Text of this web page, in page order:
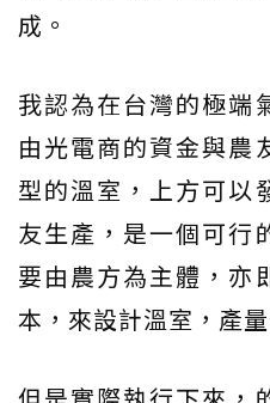
成。
我認為在台灣的極端
由光電商的資金與農
型的溫室，上方可以
友生產，是一個可行
要由農方為主體，亦
本，來設計溫室，產